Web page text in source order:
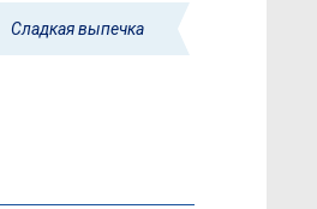
Сладкая выпечка